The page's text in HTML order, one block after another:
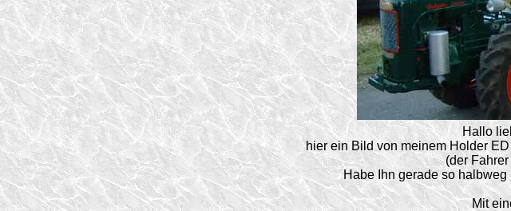
Hallo
hier ein Bild von meinem Holder
(der
Habe Ihn gerade so
Mit